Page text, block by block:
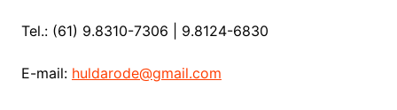
Tel.: (61) 9.8310-7306 | 9.8124-6830
E-mail: huldarode@gmail.com